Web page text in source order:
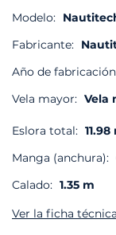
Modelo:
Fabricante:
Año de
Vela mayor: Vela
Eslora total: 11.98
Manga (anchura):
Calado: 1.35 m
Ver la ficha